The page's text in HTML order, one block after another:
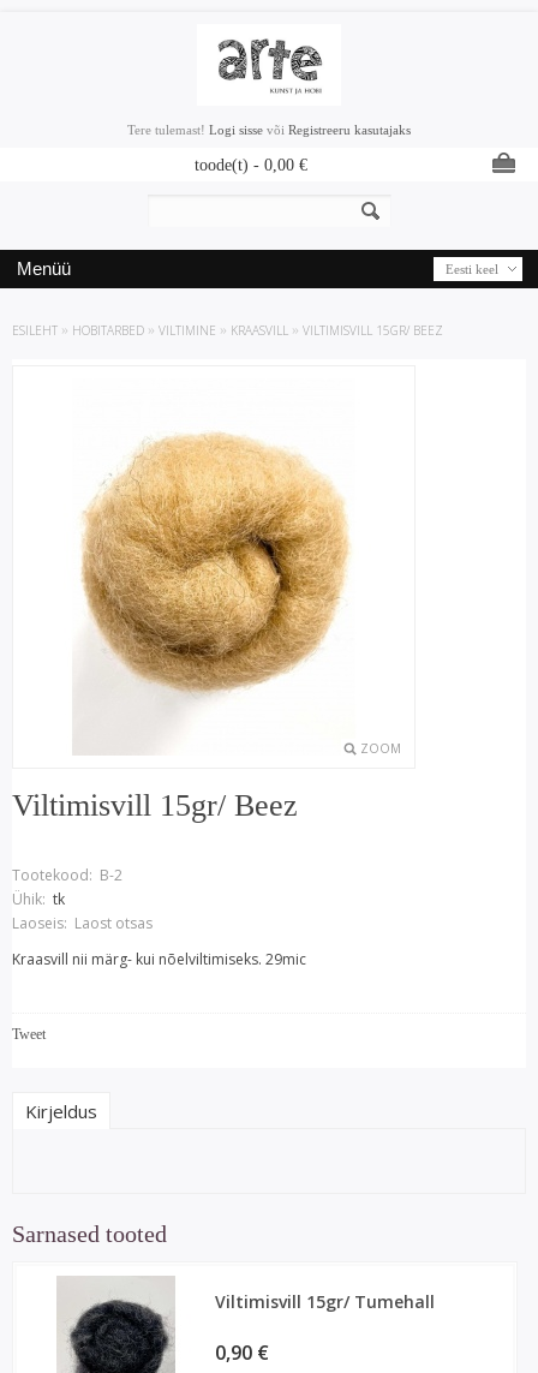
Tere tulemast! Logi sisse või Registreeru kasutajaks
toode(t) - 0,00€
Eesti keel
Menüü
ESILEHT » HOBITARBED » VILTIMINE » KRAASVILL » VILTIMISVILL 15GR/ BEEZ
ZOOM
Viltimisvill 15gr/ Beez
Tootekood: B-2
Ühik: tk
Laoseis: Laost otsas
Kraasvill nii märg- kui nõelviltimiseks. 29mic
Tweet
Kirjeldus
Sarnased tooted
Viltimisvill 15gr/ Tumehall
0,90 €